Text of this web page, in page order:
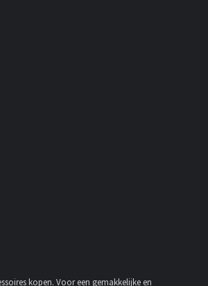
kopen. Voor een gemakkelijke en